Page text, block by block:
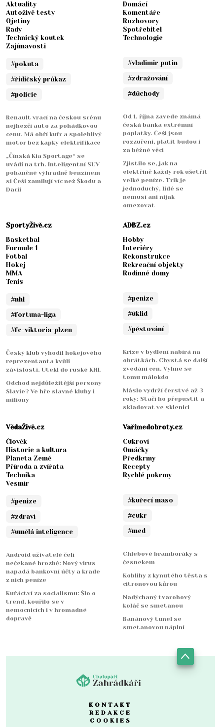
Aktuality
Autoživě testy
Ojetiny
Rady
Technický koutek
Zajímavosti
#pokuta
#řidičský průkaz
#policie
Renault vrací na českou scénu
nejhezčí auto za pohádkovou
cenu. Má obří kufr a spolehlivý
motor bez kapky elektrifikace
„Čínská Kia Sportage“ se
uvádí na trh. Inteligentní SUV
poháněné výhradně benzínem
si Češi zamilují víc než Škodu a
Dacii
Domácí
Komentáře
Rozhovory
Spotřebitel
Technologie
#vladimir putin
#zdražování
#důchody
Od 1. října zavede známá
česká banka extrémní
poplatky. Češi jsou
rozzuřeni, platit budou i
za běžné věci
Zjistilo se, jak na
elektřině každý rok ušetřit
velké peníze. Trik je
jednoduchý, lidé se
nemusí ani nijak
omezovat
SportyŽivě.cz
Basketbal
Formule 1
Fotbal
Hokej
MMA
Tenis
#nhl
#fortuna-liga
#fc-viktoria-plzen
Český klub vyhodil hokejového
reprezentanta kvůli
závislosti. Utekl do ruské KHL
Odchod nejdůležitější persony
Slavie? Ve hře slavné kluby i
miliony
ADBZ.cz
Hobby
Interiéry
Rekonstrukce
Rekreační objekty
Rodinné domy
#penize
#úklid
#pěstování
Krize v bydlení nabírá na
obrátkách. Chystá se další
zvedání cen. Vyhne se
tomu málokdo
Máslo vydrží čerstvé až 3
roky: Stačí ho přepustit a
skladovat ve sklenici
VědaŽivě.cz
Člověk
Historie a kultura
Planeta Země
Příroda a zvířata
Technika
Vesmír
#penize
#zdraví
#umělá inteligence
Android uživatelé čelí
nečekané hrozbě: Nový virus
napadá bankovní účty a krade
z nich peníze
Kuřáctví za socialismu: Šlo o
trend, kouřilo se v
nemocnicích i v hromadné
dopravě
Vařímedobroty.cz
Cukroví
Omáčky
Předkrmy
Recepty
Rychlé pokrmy
#kuřecí maso
#cukr
#med
Chlebové bramboráky s
česnekem
Koblihy z kynutého těsta s
citronovou kůrou
Nadýchaný tvarohový
koláč se smetanou
Banánový tunel se
smetanovou náplní
KONTAKT
REDAKCE
COOKIES